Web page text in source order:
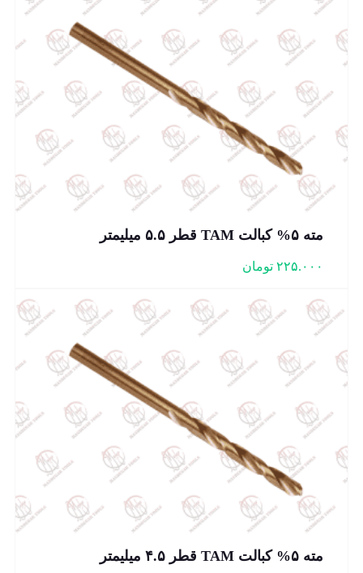
مته ۵% کبالت TAM قطر ۵.۵ میلیمتر
۲۲۵.۰۰۰ تومان
مته ۵% کبالت TAM قطر ۴.۵ میلیمتر